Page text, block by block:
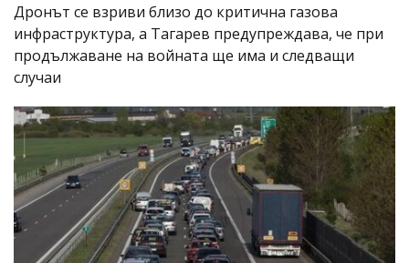
Дронът се взриви близо до критична газова
инфраструктура, а Тагарев предупреждава, че при
продължаване на войната ще има и следващи
случаи